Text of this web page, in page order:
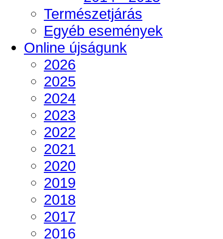
Természetjárás
Egyéb események
Online újságunk
2026
2025
2024
2023
2022
2021
2020
2019
2018
2017
2016